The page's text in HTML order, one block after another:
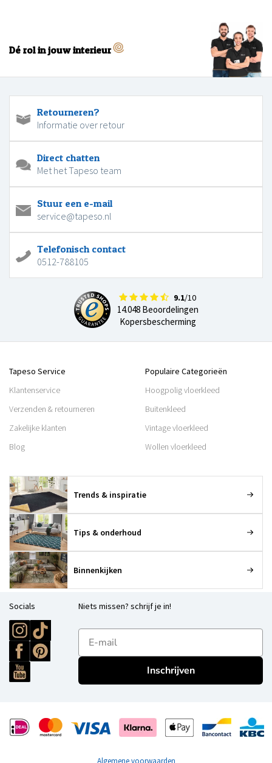
Dé rol in jouw interieur
Retourneren?
Informatie over retour
Direct chatten
Met het Tapeso team
Stuur een e-mail
service@tapeso.nl
Telefonisch contact
0512-788105
9.1/10
14.048 Beoordelingen
Kopersbescherming
Tapeso Service
Klantenservice
Verzenden & retourneren
Zakelijke klanten
Blog
Populaire Categorieën
Hoogpolig vloerkleed
Buitenkleed
Vintage vloerkleed
Wollen vloerkleed
Trends & inspiratie
Tips & onderhoud
Binnenkijken
Socials Niets missen? schrijf je in!
E-mailadres
Inschrijven
Algemene voorwaarden